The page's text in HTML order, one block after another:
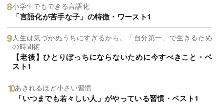
小学生でもできる言語化
「言語化が苦手な子」の特徴・ワースト1
人生は気づかぬうちにすぎるから。「自分第一」で生きるため
の時間術
【老後】ひとりぼっちにならないために今すべきこと・ベ
スト1
あきれるほど小さい習慣
「いつまでも若々しい人」がやっている習慣・ベスト1